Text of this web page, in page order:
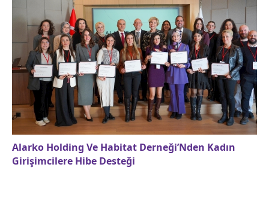
Alarko Holding Ve Habitat Derneği’Nden Kadın
Girişimcilere Hibe Desteği